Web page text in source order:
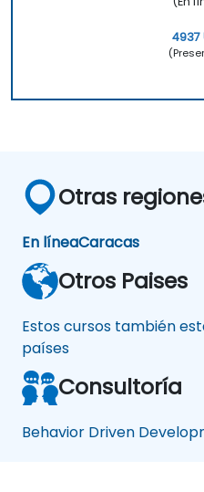
4937
Otras
En líneaCaracas
Otros Paises
Estos cursos también
países
Consultoría
Behavior Driven